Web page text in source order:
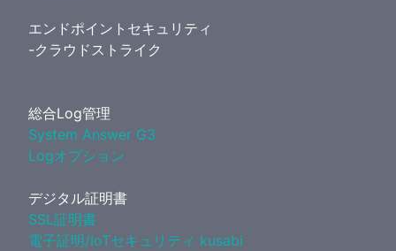
エンドポイントセキュリティ
-クラウドストライク
総合Log管理
System Answer G3
Logオプション
デジタル証明書
SSL証明書
電子証明/IoTセキュリティ kusabi